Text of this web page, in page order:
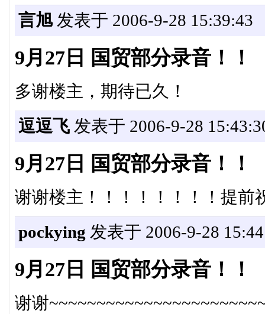
言旭发表于 2006-9-28 15:39:43
9月27日 国贸部分录音！！
多谢楼主，期待已久！
逗逗飞发表于 2006-9-28
9月27日 国贸部分录音！！
谢谢楼主！！！！！！！！提前
pockying 发表于 2006-9-28
9月27日 国贸部分录音！！
谢谢